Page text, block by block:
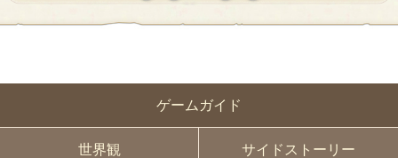
ゲームガイド
世界観 サイドストーリー